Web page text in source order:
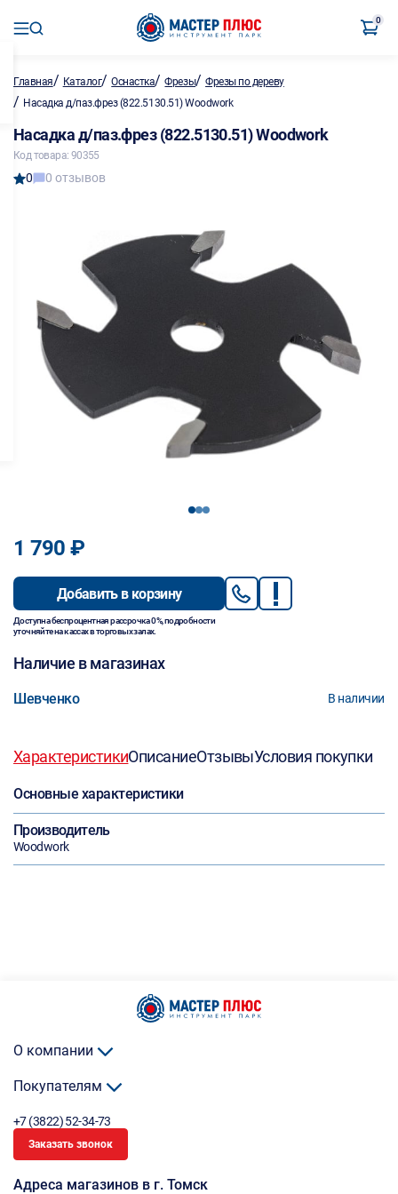
0
Главная/ Каталог/Оснастка/Фрезы/Фрезы по дереву
/ Насадка д/паз.фрез (822.5130.51) Woodwork
Насадка д/паз.фрез (822.5130.51) Woodwork
Код товара: 90355
0 0 отзывов
123
1 790 ₽
Добавить в корзину
Доступна беспроцентная рассрочка 0%, подробности
уточняйте на кассах в торговых залах.
Наличие в магазинах
Шевченко В наличии
ХарактеристикиОписаниеОтзывыУсловия покупки
Основные характеристики
Производитель
Woodwork
О компании
Покупателям
+7 (3822) 52-34-73
Заказать звонок
Адреса магазинов в г. Томск